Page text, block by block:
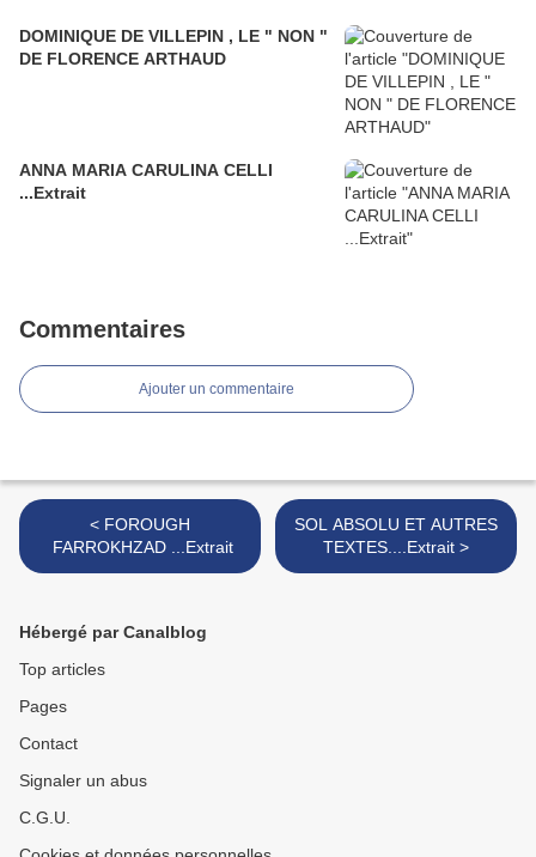
DOMINIQUE DE VILLEPIN , LE " NON "
DE FLORENCE ARTHAUD
ANNA MARIA CARULINA CELLI
...Extrait
Commentaires
Ajouter un commentaire
< FOROUGH
FARROKHZAD ...Extrait
SOL ABSOLU ET AUTRES
TEXTES....Extrait >
Hébergé par Canalblog
Top articles
Pages
Contact
Signaler un abus
C.G.U.